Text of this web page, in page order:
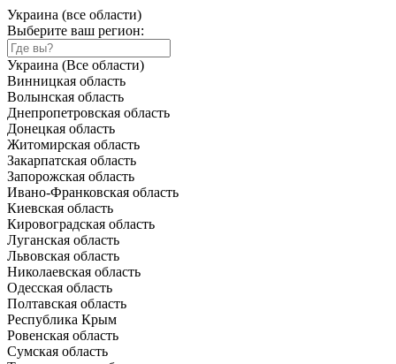
Украина (все области)
Выберите ваш регион:
Украина (Все области)
Винницкая область
Волынская область
Днепропетровская область
Донецкая область
Житомирская область
Закарпатская область
Запорожская область
Ивано-Франковская область
Киевская область
Кировоградская область
Луганская область
Львовская область
Николаевская область
Одесская область
Полтавская область
Республика Крым
Ровенская область
Сумская область